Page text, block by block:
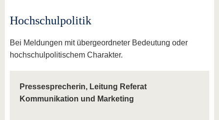
Hochschulpolitik
Bei Meldungen mit übergeordneter Bedeutung oder
hochschulpolitischem Charakter.
Pressesprecherin, Leitung Referat
Kommunikation und Marketing